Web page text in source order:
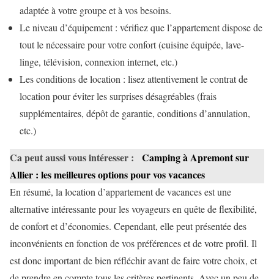
adaptée à votre groupe et à vos besoins.
Le niveau d’équipement : vérifiez que l’appartement dispose de
tout le nécessaire pour votre confort (cuisine équipée, lave-
linge, télévision, connexion internet, etc.)
Les conditions de location : lisez attentivement le contrat de
location pour éviter les surprises désagréables (frais
supplémentaires, dépôt de garantie, conditions d’annulation,
etc.)
Ca peut aussi vous intéresser :
Camping à Apremont sur
Allier : les meilleures options pour vos vacances
En résumé, la location d’appartement de vacances est une
alternative intéressante pour les voyageurs en quête de flexibilité,
de confort et d’économies. Cependant, elle peut présentée des
inconvénients en fonction de vos préférences et de votre profil. Il
est donc important de bien réfléchir avant de faire votre choix, et